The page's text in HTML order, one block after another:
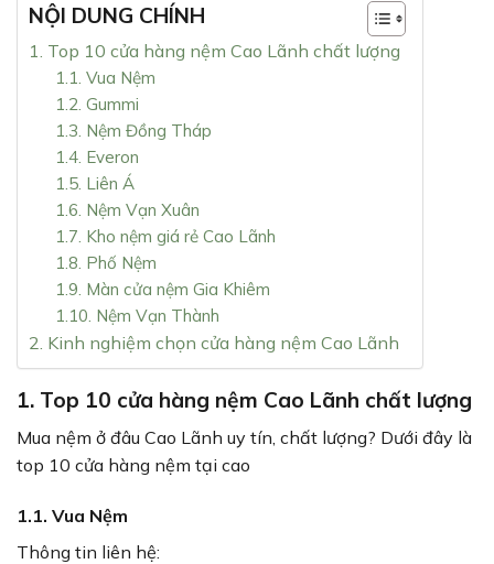
NỘI DUNG CHÍNH
1. Top 10 cửa hàng nệm Cao Lãnh chất lượng
1.1. Vua Nệm
1.2. Gummi
1.3. Nệm Đồng Tháp
1.4. Everon
1.5. Liên Á
1.6. Nệm Vạn Xuân
1.7. Kho nệm giá rẻ Cao Lãnh
1.8. Phố Nệm
1.9. Màn cửa nệm Gia Khiêm
1.10. Nệm Vạn Thành
2. Kinh nghiệm chọn cửa hàng nệm Cao Lãnh
1. Top 10 cửa hàng nệm Cao Lãnh chất lượng
Mua nệm ở đâu Cao Lãnh uy tín, chất lượng? Dưới đây là
top 10 cửa hàng nệm tại cao
1.1. Vua Nệm
Thông tin liên hệ: